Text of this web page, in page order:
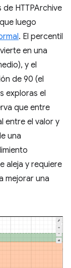
HTTPArchive
luego
. El percentil
en una
y el
de 90 (el
exploras el
que entre
entre el valor y
una
aleja y requiere
mejorar una